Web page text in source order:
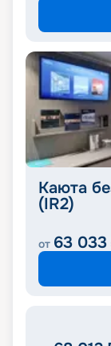
Каюта
(IR2)
от 63 033